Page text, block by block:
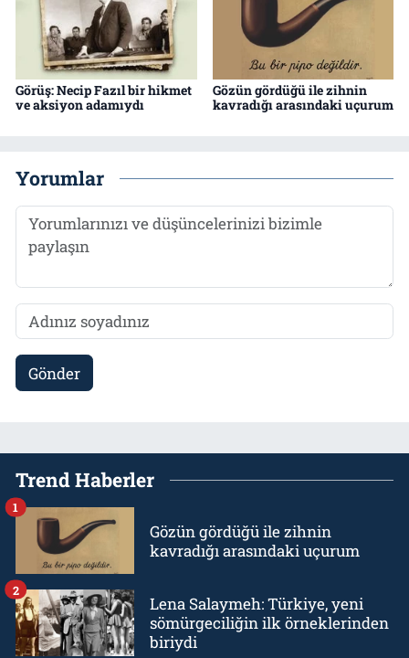
Görüş: Necip Fazıl bir hikmet
ve aksiyon adamıydı
Gözün gördüğü ile zihnin
kavradığı arasındaki uçurum
Yorumlar
Gönder
Trend Haberler
Gözün gördüğü ile zihnin
kavradığı arasındaki uçurum
1
Lena Salaymeh: Türkiye, yeni
sömürgeciliğin ilk örneklerinden
biriydi
2